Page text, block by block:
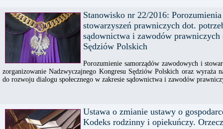
Stanowisko nr 22/2016:
stowarzyszeń prawniczych dot.
sądownictwa i zawodów
Sędziów Polskich
Porozumienie samorządów zawodowych i
zorganizowanie Nadzwyczajnego Kongresu Sędziów Polskich oraz wyraża
do rozwoju dialogu społecznego w zakresie sądownictwa i zawodów
Ustawa o zmianie ustawy o
Kodeks rodzinny i opiekuńczy.